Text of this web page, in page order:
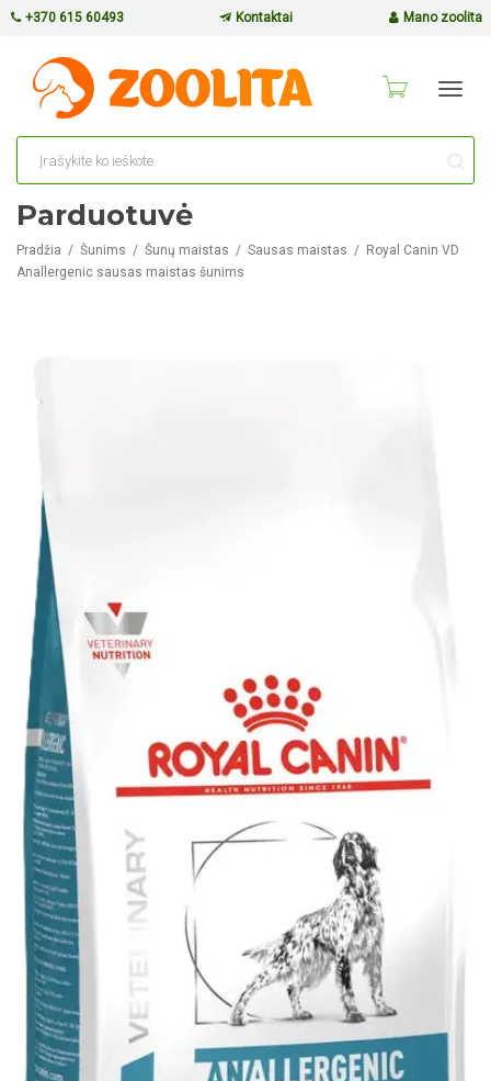
+370 615 60493 Kontaktai Mano zoolita
Parduotuvė
Pradžia Šunims Šunų maistas Sausas maistas
Royal Canin VD
Anallergenic sausas maistas šunims